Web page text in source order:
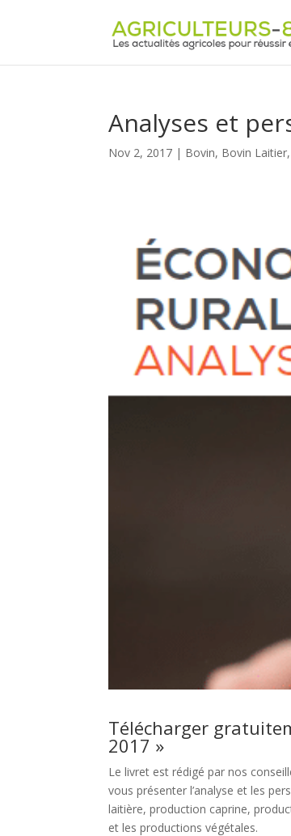
Analyses et
Nov 2, 2017 | Bovin, Bovin Laitier,
Télécharger
2017 »
Le livret est rédigé par nos
vous présenter l’analyse et les
laitière, production caprine,
et les productions végétales.